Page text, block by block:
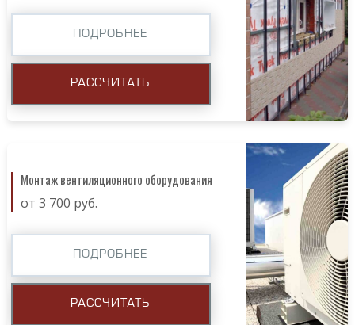
ПОДРОБНЕЕ
РАССЧИТАТЬ
Монтаж вентиляционного оборудования
от 3 700 руб.
ПОДРОБНЕЕ
РАССЧИТАТЬ